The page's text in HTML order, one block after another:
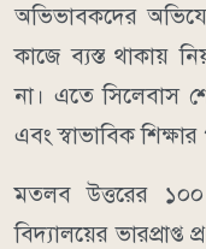
অভিভাবকদের
কাজে ব্যস্ত থাকায়
না। এতে সিলেবাস
এবং স্বাভাবিক
মতলব উত্তরের ১০০
বিদ্যালয়ের